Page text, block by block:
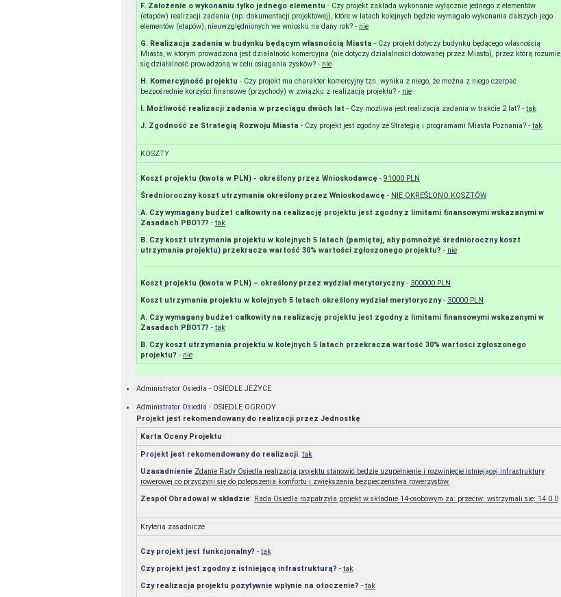
F. Założenie o wykonaniu tylko jednego elementu - Czy projekt zakłada wykonanie wyłącznie jednego z elementów
(etapów) realizacji zadania (np. dokumentacji projektowej), które w latach kolejnych będzie wymagało wykonania dalszych jego
elementów (etapów), nieuwzględnionych we wniosku na dany rok? - nie
G. Realizacja zadania w budynku będącym własnością Miasta - Czy projekt dotyczy budynku będącego własnością
Miasta, w którym prowadzona jest działalność komercyjna (nie dotyczy działalności dotowanej przez Miasto), przez którą rozumie
się działalność prowadzoną w celu osiągania zysków? - nie
H. Komercyjność projektu - Czy projekt ma charakter komercyjny tzn. wynika z niego, że można z niego czerpać
bezpośrednie korzyści finansowe (przychody) w związku z realizacją projektu? - nie
I. Możliwość realizacji zadania w przeciągu dwóch lat
- Czy możliwa jest realizacja zadania w trakcie 2 lat? - tak
J. Zgodność ze Strategią Rozwoju Miasta
- Czy projekt jest zgodny ze Strategią i programami Miasta Poznania? - tak
KOSZTY
Koszt projektu (kwota w PLN) - określony przez Wnioskodawcę - 91000 PLN
Średnioroczny koszt utrzymania określony przez Wnioskodawcę - NIE OKREŚLONO KOSZTÓW
A. Czy wymagany budżet całkowity na realizację projektu jest zgodny z limitami finansowymi wskazanymi w
Zasadach PBO17? - tak
B. Czy koszt utrzymania projektu w kolejnych 5 latach (pamiętaj, aby pomnożyć średnioroczny koszt
utrzymania projektu) przekracza wartość 30% wartości zgłoszonego projektu? - nie
Koszt projektu (kwota w PLN) – określony przez wydział merytoryczny - 300000 PLN
Koszt utrzymania projektu w kolejnych 5 latach określony wydział merytoryczny - 30000 PLN
A. Czy wymagany budżet całkowity na realizację projektu jest zgodny z limitami finansowymi wskazanymi w
Zasadach PBO17? - tak
B. Czy koszt utrzymania projektu w kolejnych 5 latach przekracza wartość 30% wartości zgłoszonego
projektu? - nie
Administrator Osiedla - OSIEDLE JEŻYCE
Administrator Osiedla - OSIEDLE OGRODY
Projekt jest rekomendowany do realizacji przez Jednostkę
Karta Oceny Projektu
Projekt jest rekomendowany do realizacji: tak
Uzasadnienie Zdanie Rady Osiedla realizacja projektu stanowić będzie uzupełnienie i rozwinięcie istniejącej infrastruktury
rowerowej co przyczyni się do polepszenia komfortu i zwiększenia bezpieczeństwa rowerzystów.
Zespół Obradował w składzie: Rada Osiedla rozpatrzyła projekt w składnie 14-osobowym za: przeciw: wstrzymali się: 14 0 0
Kryteria zasadnicze
Czy projekt jest funkcjonalny? - tak
Czy projekt jest zgodny z istniejącą infrastrukturą? - tak
Czy realizacja projektu pozytywnie wpłynie na otoczenie? - tak